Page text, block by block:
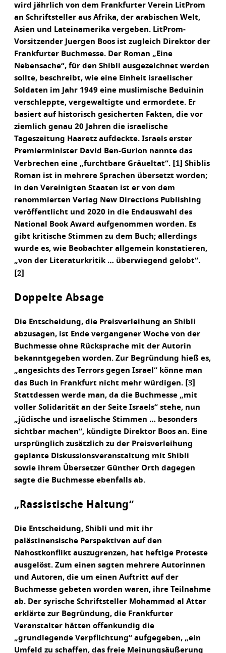
wird jährlich von dem Frankfurter Verein LitProm
an Schriftsteller aus Afrika, der arabischen Welt,
Asien und Lateinamerika vergeben. LitProm-
Vorsitzender Juergen Boos ist zugleich Direktor der
Frankfurter Buchmesse. Der Roman „Eine
Nebensache“, für den Shibli ausgezeichnet werden
sollte, beschreibt, wie eine Einheit israelischer
Soldaten im Jahr 1949 eine muslimische Beduinin
verschleppte, vergewaltigte und ermordete. Er
basiert auf historisch gesicherten Fakten, die vor
ziemlich genau 20 Jahren die israelische
Tageszeitung Haaretz aufdeckte. Israels erster
Premierminister David Ben-Gurion nannte das
Verbrechen eine „furchtbare Gräueltat“. [1] Shiblis
Roman ist in mehrere Sprachen übersetzt worden;
in den Vereinigten Staaten ist er von dem
renommierten Verlag New Directions Publishing
veröffentlicht und 2020 in die Endauswahl des
National Book Award aufgenommen worden. Es
gibt kritische Stimmen zu dem Buch; allerdings
wurde es, wie Beobachter allgemein konstatieren,
„von der Literaturkritik … überwiegend gelobt“.
[2]
Doppelte Absage
Die Entscheidung, die Preisverleihung an Shibli
abzusagen, ist Ende vergangener Woche von der
Buchmesse ohne Rücksprache mit der Autorin
bekanntgegeben worden. Zur Begründung hieß es,
„angesichts des Terrors gegen Israel“ könne man
das Buch in Frankfurt nicht mehr würdigen. [3]
Stattdessen werde man, da die Buchmesse „mit
voller Solidarität an der Seite Israels“ stehe, nun
„jüdische und israelische Stimmen … besonders
sichtbar machen“, kündigte Direktor Boos an. Eine
ursprünglich zusätzlich zu der Preisverleihung
geplante Diskussionsveranstaltung mit Shibli
sowie ihrem Übersetzer Günther Orth dagegen
sagte die Buchmesse ebenfalls ab.
„Rassistische Haltung“
Die Entscheidung, Shibli und mit ihr
palästinensische Perspektiven auf den
Nahostkonflikt auszugrenzen, hat heftige Proteste
ausgelöst. Zum einen sagten mehrere Autorinnen
und Autoren, die um einen Auftritt auf der
Buchmesse gebeten worden waren, ihre Teilnahme
ab. Der syrische Schriftsteller Mohammad al Attar
erklärte zur Begründung, die Frankfurter
Veranstalter hätten offenkundig die
„grundlegende Verpflichtung“ aufgegeben, „ein
Umfeld zu schaffen, das freie Meinungsäußerung